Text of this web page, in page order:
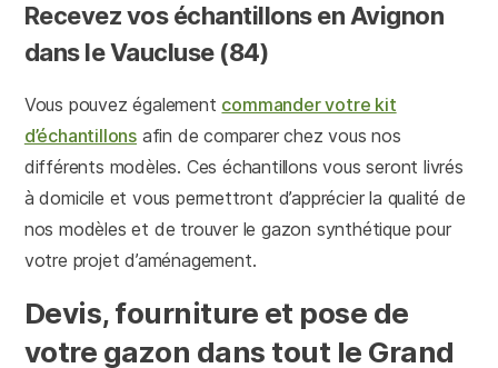
Recevez vos échantillons en Avignon
dans le Vaucluse (84)
Vous pouvez également commander votre kit
d’échantillons afin de comparer chez vous nos
différents modèles. Ces échantillons vous seront livrés
à domicile et vous permettront d’apprécier la qualité de
nos modèles et de trouver le gazon synthétique pour
votre projet d’aménagement.
Devis, fourniture et pose de
votre gazon dans tout le Grand